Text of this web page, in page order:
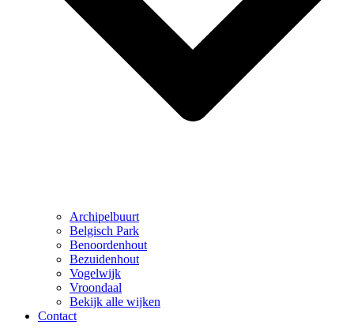
Archipelbuurt
Belgisch Park
Benoordenhout
Bezuidenhout
Vogelwijk
Vroondaal
Bekijk alle wijken
Contact